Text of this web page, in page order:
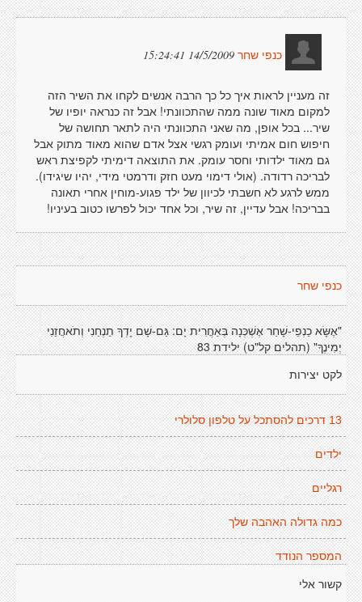
כנפי שחר 14/5/2009 15:24:41
זה מעניין לראות איך כל כך הרבה אנשים לקחו את השיר הזה
למקום מאוד שונה ממה שהתכוונתי! אבל זה כנראה יופיו של
שיר... בכל אופן, מה שאני התכוונתי היה לתאר תחושה של
חיפוש חום אמיתי ועומק רגשי אצל אדם שהוא מאוד מתוק אבל
גם מאוד ילדותי וחסר עומק. את התוצאה דימיתי לקפיצת ראש
לבריכה רדודה. (אולי דימוי מעט חזק ודרמטי מידי, יהיו שיגידו).
ממש לרגע לא חשבתי לכיוון של ילד פגוע-מוחין אחרי תאונה
בבריכה! אבל עדיין, זה שיר, וכל אחד יכול לפרשו כטוב בעיניו!
כנפי שחר
"אֶשָּׂא כַנְפֵי-שָׁחַר אֶשְׁכְּנָה בְּאַחֲרִית יָם: גַּם-שָׁם יָדְךָ תַנְחֵנִי וְתֹאחֲזֵנִי
יְמִינֶךָ" (תהלים קל"ט) ילידת 83
לקט יצירות
13 דרכים להסתכל על טלפון סלולרי
ילדים
רגליים
כמה גדולה האהבה שלך
המספר הנודד
קשור אלי